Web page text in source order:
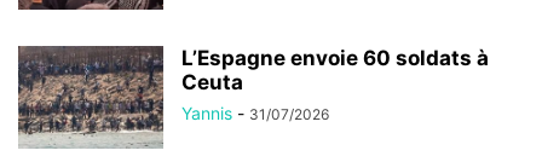
L’Espagne envoie 60 soldats à
Ceuta
Yannis - 31/07/2026